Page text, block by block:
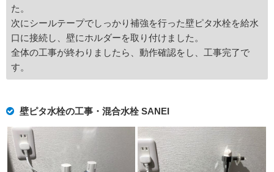
た。
次にシールテープでしっかり補強を行った壁ピタ水栓を給水
口に接続し、壁にホルダーを取り付けました。
全体の工事が終わりましたら、動作確認をし、工事完了で
す。
壁ピタ水栓の工事・混合水栓 SANEI